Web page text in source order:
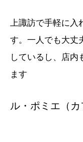
上諏訪で手軽に
す。一人でも大丈
しているし、店内
ます
ル・ポミエ（カ